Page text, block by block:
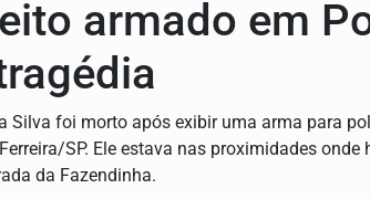
armado em
Silva foi morto após exibir uma arma para
SP. Ele estava nas proximidades onde
da Fazendinha.